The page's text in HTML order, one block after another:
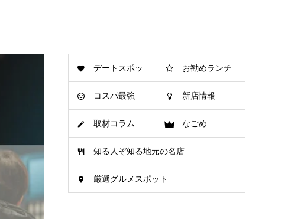
デートスポッ
ト
お勧めランチ
コスパ最強 新店情報
取材コラム なごめ
知る人ぞ知る地元の名店
厳選グルメスポット